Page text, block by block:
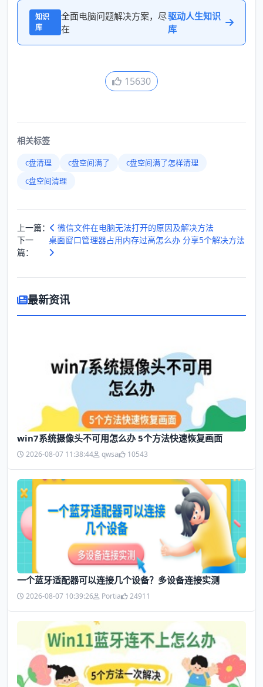
知识
库
全面电脑问题解决方案，尽
在
驱动人生知识
库
15630
相关标签
c盘清理 c盘空间满了
c盘空间满了怎样清理
c盘空间清理
上一篇：
微信文件在电脑无法打开的原因及解决方法
下一
篇：
桌面窗口管理器占用内存过高怎么办 分享5个解决方法
最新资讯
win7系统摄像头不可用怎么办 5个方法快速恢复画面
2026-08-07 11:38:44 qwsa 10543
一个蓝牙适配器可以连接几个设备？多设备连接实测
2026-08-07 10:39:26 Portia 24911